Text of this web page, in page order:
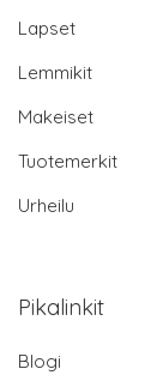
Lapset
Lemmikit
Makeiset
Tuotemerkit
Urheilu
Pikalinkit
Blogi